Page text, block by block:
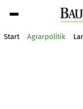
Start Agrarpolitik